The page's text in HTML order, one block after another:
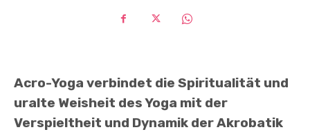
Acro-Yoga verbindet die Spiritualität und
uralte Weisheit des Yoga mit der
Verspieltheit und Dynamik der Akrobatik